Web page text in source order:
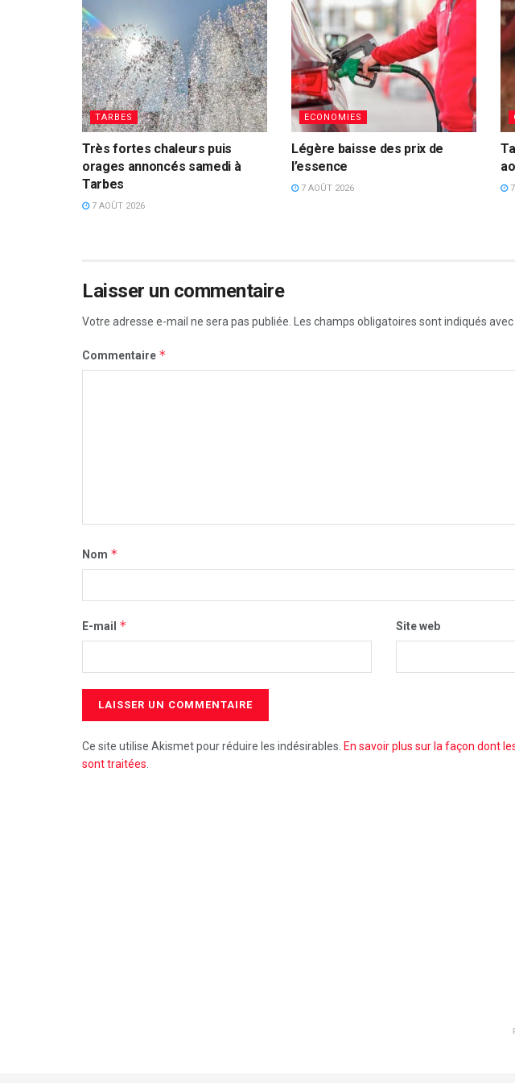
TARBES
Très fortes chaleurs puis
orages annoncés samedi à
Tarbes
7 AOÛT 2026
ECONOMIES
Légère baisse des prix de
l’essence
7 AOÛT 2026 7
Laisser un commentaire
Votre adresse e-mail ne sera pas publiée. Les champs obligatoires sont indiqués avec
Commentaire *
Nom *
E-mail * Site web
Ce site utilise Akismet pour réduire les indésirables. En savoir plus sur la façon dont
sont traitées.